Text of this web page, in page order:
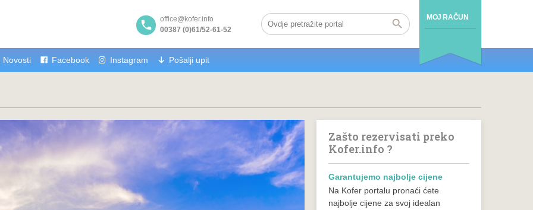
MOJ RAČUN
office@kofer.info
00387 (0)61/52-61-52
Novosti Facebook Instagram Pošalji upit
Zašto rezervisati preko
Kofer.info ?
Garantujemo najbolje cijene
Na Kofer portalu pronaći ćete
najbolje cijene za svoj idealan